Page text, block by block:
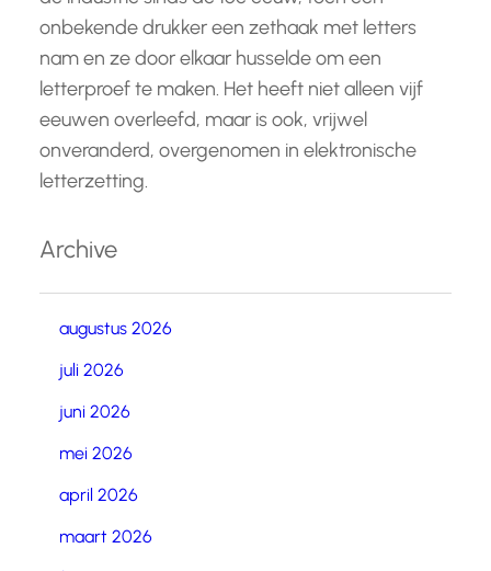
onbekende drukker een zethaak met letters
nam en ze door elkaar husselde om een
letterproef te maken. Het heeft niet alleen vijf
eeuwen overleefd, maar is ook, vrijwel
onveranderd, overgenomen in elektronische
letterzetting.
Archive
augustus 2026
juli 2026
juni 2026
mei 2026
april 2026
maart 2026